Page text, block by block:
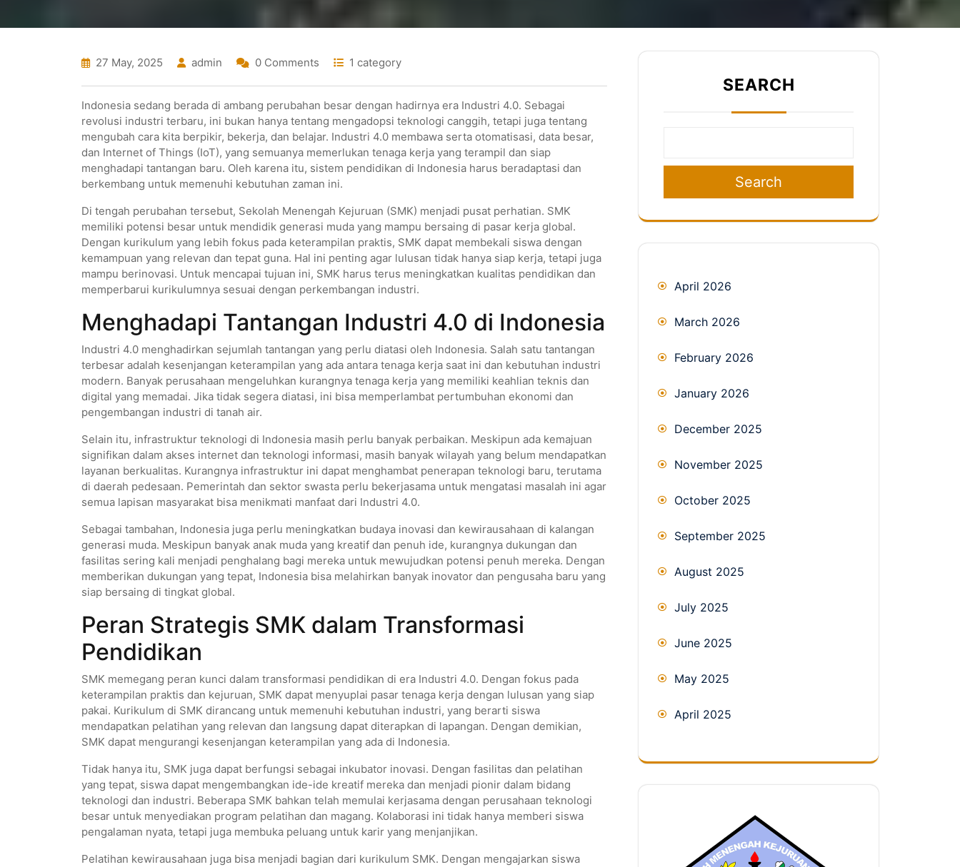
27 May, 2025 admin 0 Comments 1 category
Indonesia sedang berada di ambang perubahan besar dengan hadirnya era Industri 4.0. Sebagai
revolusi industri terbaru, ini bukan hanya tentang mengadopsi teknologi canggih, tetapi juga tentang
mengubah cara kita berpikir, bekerja, dan belajar. Industri 4.0 membawa serta otomatisasi, data besar,
dan Internet of Things (IoT), yang semuanya memerlukan tenaga kerja yang terampil dan siap
menghadapi tantangan baru. Oleh karena itu, sistem pendidikan di Indonesia harus beradaptasi dan
berkembang untuk memenuhi kebutuhan zaman ini.
Di tengah perubahan tersebut, Sekolah Menengah Kejuruan (SMK) menjadi pusat perhatian. SMK
memiliki potensi besar untuk mendidik generasi muda yang mampu bersaing di pasar kerja global.
Dengan kurikulum yang lebih fokus pada keterampilan praktis, SMK dapat membekali siswa dengan
kemampuan yang relevan dan tepat guna. Hal ini penting agar lulusan tidak hanya siap kerja, tetapi juga
mampu berinovasi. Untuk mencapai tujuan ini, SMK harus terus meningkatkan kualitas pendidikan dan
memperbarui kurikulumnya sesuai dengan perkembangan industri.
Menghadapi Tantangan Industri 4.0 di Indonesia
Industri 4.0 menghadirkan sejumlah tantangan yang perlu diatasi oleh Indonesia. Salah satu tantangan
terbesar adalah kesenjangan keterampilan yang ada antara tenaga kerja saat ini dan kebutuhan industri
modern. Banyak perusahaan mengeluhkan kurangnya tenaga kerja yang memiliki keahlian teknis dan
digital yang memadai. Jika tidak segera diatasi, ini bisa memperlambat pertumbuhan ekonomi dan
pengembangan industri di tanah air.
Selain itu, infrastruktur teknologi di Indonesia masih perlu banyak perbaikan. Meskipun ada kemajuan
signifikan dalam akses internet dan teknologi informasi, masih banyak wilayah yang belum mendapatkan
layanan berkualitas. Kurangnya infrastruktur ini dapat menghambat penerapan teknologi baru, terutama
di daerah pedesaan. Pemerintah dan sektor swasta perlu bekerjasama untuk mengatasi masalah ini agar
semua lapisan masyarakat bisa menikmati manfaat dari Industri 4.0.
Sebagai tambahan, Indonesia juga perlu meningkatkan budaya inovasi dan kewirausahaan di kalangan
generasi muda. Meskipun banyak anak muda yang kreatif dan penuh ide, kurangnya dukungan dan
fasilitas sering kali menjadi penghalang bagi mereka untuk mewujudkan potensi penuh mereka. Dengan
memberikan dukungan yang tepat, Indonesia bisa melahirkan banyak inovator dan pengusaha baru yang
siap bersaing di tingkat global.
Peran Strategis SMK dalam Transformasi
Pendidikan
SMK memegang peran kunci dalam transformasi pendidikan di era Industri 4.0. Dengan fokus pada
keterampilan praktis dan kejuruan, SMK dapat menyuplai pasar tenaga kerja dengan lulusan yang siap
pakai. Kurikulum di SMK dirancang untuk memenuhi kebutuhan industri, yang berarti siswa
mendapatkan pelatihan yang relevan dan langsung dapat diterapkan di lapangan. Dengan demikian,
SMK dapat mengurangi kesenjangan keterampilan yang ada di Indonesia.
Tidak hanya itu, SMK juga dapat berfungsi sebagai inkubator inovasi. Dengan fasilitas dan pelatihan
yang tepat, siswa dapat mengembangkan ide-ide kreatif mereka dan menjadi pionir dalam bidang
teknologi dan industri. Beberapa SMK bahkan telah memulai kerjasama dengan perusahaan teknologi
besar untuk menyediakan program pelatihan dan magang. Kolaborasi ini tidak hanya memberi siswa
pengalaman nyata, tetapi juga membuka peluang untuk karir yang menjanjikan.
Pelatihan kewirausahaan juga bisa menjadi bagian dari kurikulum SMK. Dengan mengajarkan siswa
SEARCH
Search
April 2026
March 2026
February 2026
January 2026
December 2025
November 2025
October 2025
September 2025
August 2025
July 2025
June 2025
May 2025
April 2025